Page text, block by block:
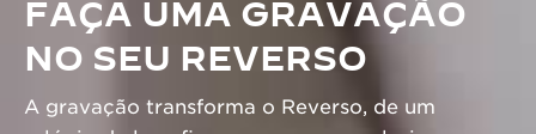
FAÇA UMA GRAVAÇÃO
NO SEU REVERSO
A gravação transforma o Reverso, de um